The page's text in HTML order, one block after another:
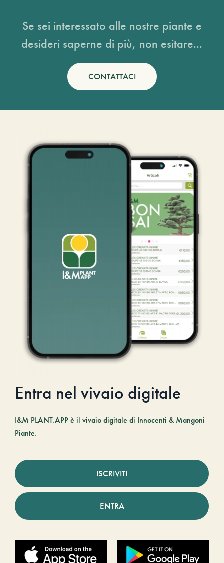
Se sei interessato alle nostre piante e
desideri saperne di più, non esitare...
CONTATTACI
Entra nel vivaio digitale
I&M PLANT.APP è il vivaio digitale di Innocenti & Mangoni
Piante.
ISCRIVITI
ENTRA